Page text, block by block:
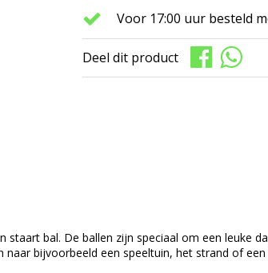
Voor 17:00 uur besteld
Deel dit product
staart bal. De ballen zijn speciaal om een leuke
bijvoorbeeld een speeltuin, het strand of een